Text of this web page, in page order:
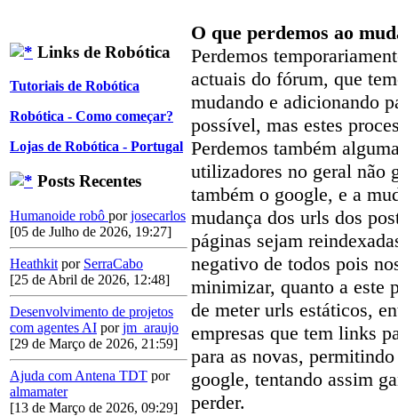
Links de Robótica
Tutoriais de Robótica
Robótica - Como começar?
Lojas de Robótica - Portugal
Posts Recentes
Humanoide robô porjosecarlos
[05 de Julho de 2026, 19:27]
Heathkit por SerraCabo
[25 de Abril de 2026, 12:48]
Desenvolvimento de projetos
com agentes AI porjm_araujo
[29 de Março de 2026, 21:59]
Ajuda com Antena TDT por
almamater
[13 de Março de 2026, 09:29]
O que perdemos ao
Perdemos
actuais do fórum, que
mudando e adicionando
possível, mas estes
Perdemos também
utilizadores no geral não
também o google, e a
mudança dos urls dos
páginas sejam
negativo de todos pois
minimizar, quanto a este
de meter urls estáticos,
empresas que tem links
para as novas,
google, tentando assim
perder.